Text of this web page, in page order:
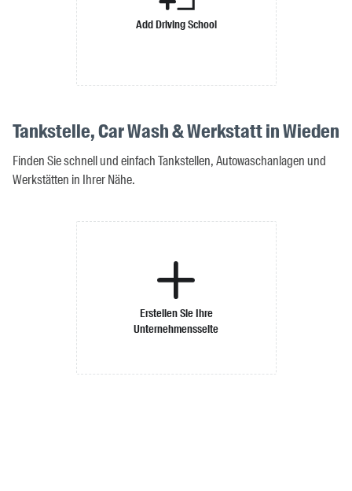
Add Driving School
Tankstelle, Car Wash & Werkstatt in Wieden
Finden Sie schnell und einfach Tankstellen, Autowaschanlagen und
Werkstätten in Ihrer Nähe.
Erstellen Sie Ihre
Unternehmensseite